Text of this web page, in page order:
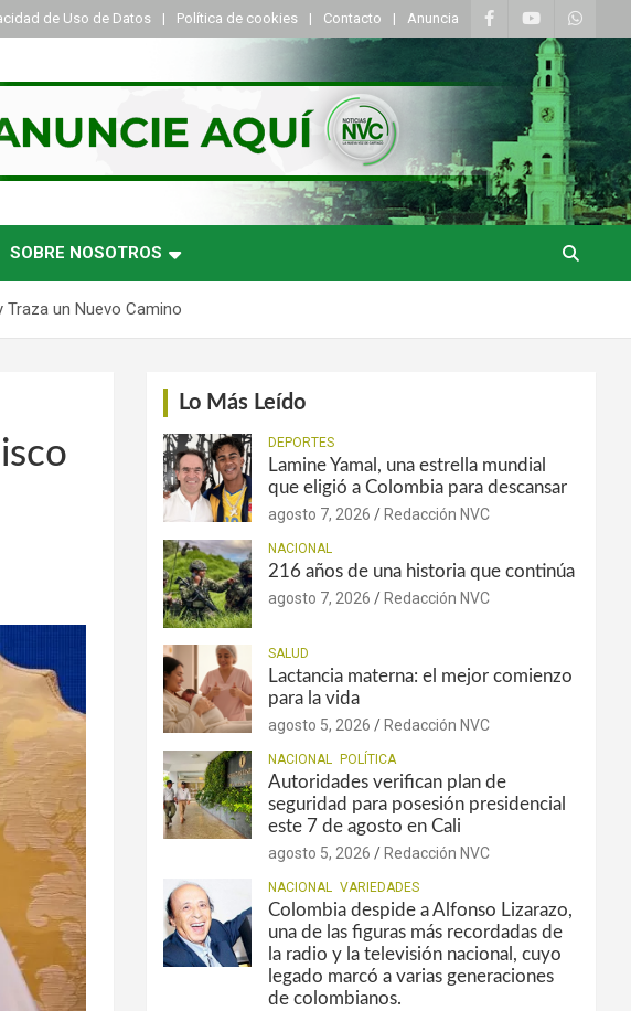
de Uso de Datos Política de cookies Contacto Anuncia
SOBRE NOSOTROS
un Nuevo Camino
Lo Más Leído
DEPORTES
Lamine Yamal, una estrella mundial
que eligió a Colombia para descansar
agosto 7, 2026 Redacción NVC
NACIONAL
216 años de una historia que continúa
agosto 7, 2026 Redacción NVC
SALUD
Lactancia materna: el mejor comienzo
para la vida
agosto 5, 2026 Redacción NVC
NACIONAL POLÍTICA
Autoridades verifican plan de
seguridad para posesión presidencial
este 7 de agosto en Cali
agosto 5, 2026 Redacción NVC
NACIONAL VARIEDADES
Colombia despide a Alfonso Lizarazo,
una de las figuras más recordadas de
la radio y la televisión nacional, cuyo
legado marcó a varias generaciones
de colombianos.